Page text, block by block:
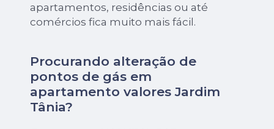
apartamentos, residências ou até
comércios fica muito mais fácil.
Procurando alteração de
pontos de gás em
apartamento valores Jardim
Tânia?